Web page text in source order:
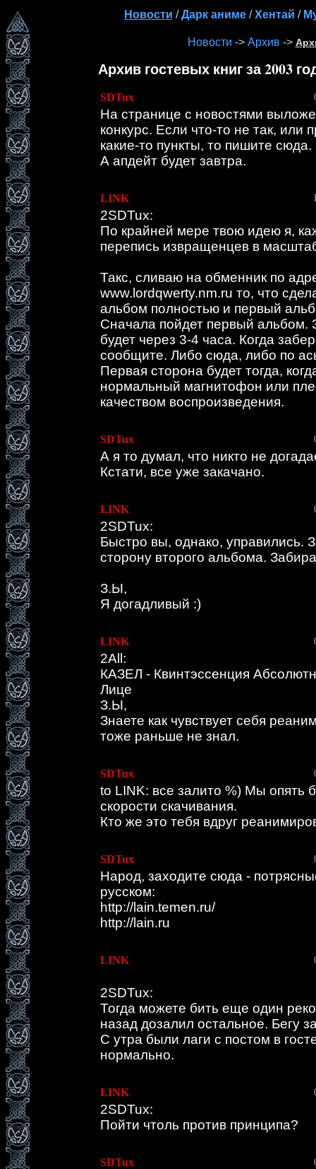
Новости /Дарк аниме/Хентай /
Новости -> Архив ->
Архив гостевых книг за 2003
SDTux
На странице с новостями
конкурс. Если что-то не так, или
какие-то пункты, то пишите сюда.
А апдейт будет завтра.
LINK
2SDTux:
По крайней мере твою идею я,
перепись извращенцев в
Такс, сливаю на обменник по
www.lordqwerty.nm.ru то, что
альбом полностью и первый
Сначала пойдет первый альбом.
будет через 3-4 часа. Когда
сообщите. Либо сюда, либо по
Первая сторона будет тогда,
нормальный магнитофон или
качеством воспроизведения.
SDTux
А я то думал, что никто не
Кстати, все уже закачано.
LINK
2SDTux:
Быстро вы, однако, управились.
сторону второго альбома.
З.Ы,
Я догадливый :)
LINK
2All:
КАЗЕЛ - Квинтэссенция
Лице
З.Ы,
Знаете как чувствует себя
тоже раньше не знал.
SDTux
to LINK: все залито %) Мы опять
скорости скачивания.
Кто же это тебя вдруг
SDTux
Народ, заходите сюда -
русском:
http://lain.temen.ru/
http://lain.ru
LINK
2SDTux:
Тогда можете бить еще один
назад дозалил остальное. Бегу
С утра были лаги с постом в
нормально.
LINK
2SDTux:
Пойти чтоль против принципа?
SDTux